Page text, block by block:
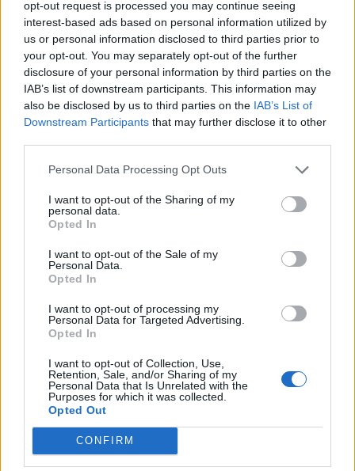
opt-out request is processed you may continue seeing
interest-based ads based on personal information utilized by
us or personal information disclosed to third parties prior to
your opt-out. You may separately opt-out of the further
disclosure of your personal information by third parties on the
IAB’s list of downstream participants. This information may
also be disclosed by us to third parties on the IAB’s List of
Downstream Participants that may further disclose it to other
Personal Data Processing Opt Outs
I want to opt-out of the Sharing of my
personal data.
Opted In
I want to opt-out of the Sale of my
Personal Data.
Opted In
I want to opt-out of processing my
Personal Data for Targeted Advertising.
Opted In
I want to opt-out of Collection, Use,
Retention, Sale, and/or Sharing of my
Personal Data that Is Unrelated with the
Purposes for which it was collected.
Opted Out
CONFIRM
Κατηγορία Τρίκαλα 28 Ιουλ 2015
Το Τμήμα Πολιτικών Μηχανικών Τ.Ε. (Τρίκαλα) της
Σχολής Τεχνολογικών Εφαρμογών του Τ.Ε.Ι. Θεσσαλίας διοργανώνει από το
Σπουδών με θέμα:
Σε διαβούλευση το Επιχειρησιακό
Σχέδιο του Δήμου Τρικκαίων
Κατηγορία Τρίκαλα 22 Ιουλ 2015
Την συμμετοχή των δημοτών στη διαβούλευση για το